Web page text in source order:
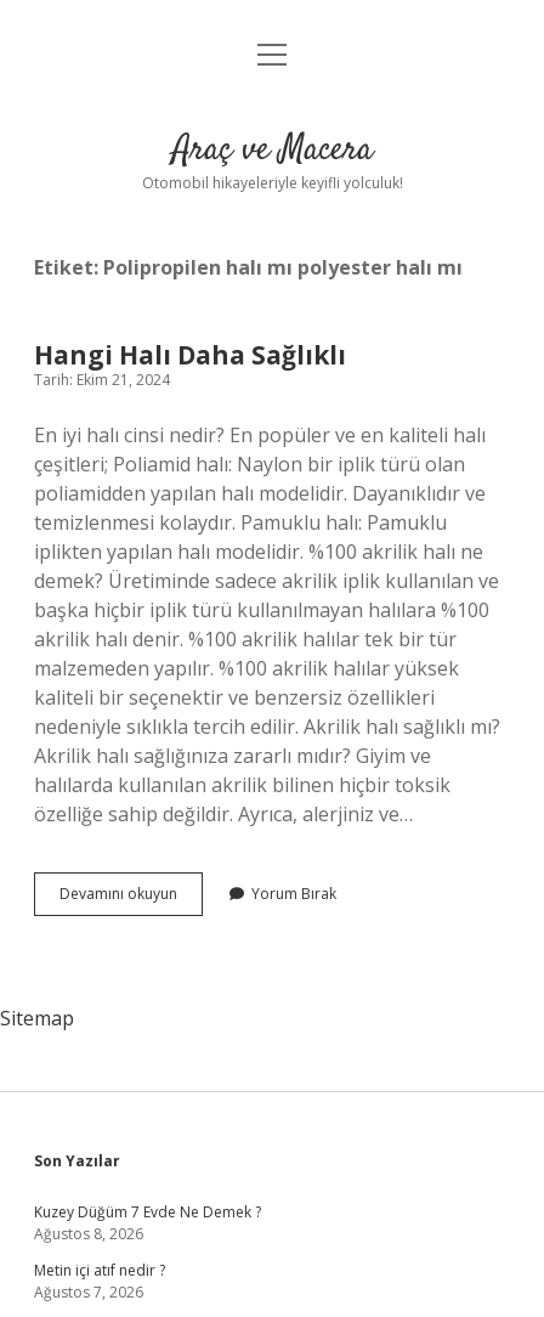
Anasayfa
Yasal Uyarı
menüyü
Araç ve Macera
Otomobil hikayeleriyle keyifli yolculuk!
Etiket: Polipropilen halı mı polyester halı mı
Hangi Halı Daha Sağlıklı
Tarih: Ekim 21, 2024
En iyi halı cinsi nedir? En popüler ve en kaliteli halı
çeşitleri; Poliamid halı: Naylon bir iplik türü olan
poliamidden yapılan halı modelidir. Dayanıklıdır ve
temizlenmesi kolaydır. Pamuklu halı: Pamuklu
iplikten yapılan halı modelidir. %100 akrilik halı ne
demek? Üretiminde sadece akrilik iplik kullanılan ve
başka hiçbir iplik türü kullanılmayan halılara %100
akrilik halı denir. %100 akrilik halılar tek bir tür
malzemeden yapılır. %100 akrilik halılar yüksek
kaliteli bir seçenektir ve benzersiz özellikleri
nedeniyle sıklıkla tercih edilir. Akrilik halı sağlıklı mı?
Akrilik halı sağlığınıza zararlı mıdır? Giyim ve
halılarda kullanılan akrilik bilinen hiçbir toksik
özelliğe sahip değildir. Ayrıca, alerjiniz ve…
Devamını okuyun
Halı
Yorum Bırak
Sitemap
Sidebar
Son Yazılar
Kuzey Düğüm 7 Evde Ne Demek ?
Ağustos 8, 2026
Metin içi atıf nedir ?
Ağustos 7, 2026